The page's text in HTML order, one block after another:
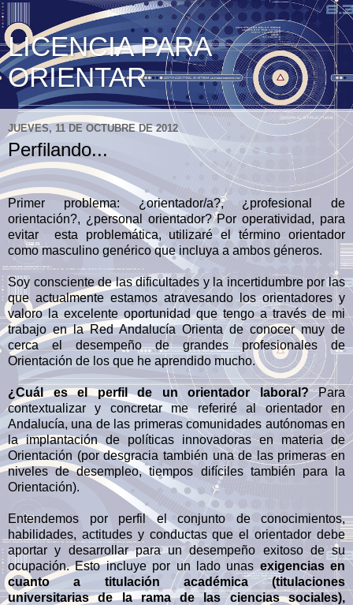
LICENCIA PARA
ORIENTAR
JUEVES, 11 DE OCTUBRE DE 2012
Perfilando...
Primer problema: ¿orientador/a?, ¿profesional de
orientación?, ¿personal orientador? Por operatividad, para
evitar esta problemática, utilizaré el término orientador
como masculino genérico que incluya a ambos géneros.
Soy consciente de las dificultades y la incertidumbre por las
que actualmente estamos atravesando los orientadores y
valoro la excelente oportunidad que tengo a través de mi
trabajo en la Red Andalucía Orienta de conocer muy de
cerca el desempeño de grandes profesionales de
Orientación de los que he aprendido mucho.
¿Cuál es el perfil de un orientador laboral?Para
contextualizar y concretar me referiré al orientador en
Andalucía, una de las primeras comunidades autónomas en
la implantación de políticas innovadoras en materia de
Orientación (por desgracia también una de las primeras en
niveles de desempleo, tiempos difíciles también para la
Orientación).
Entendemos por perfil el conjunto de conocimientos,
habilidades, actitudes y conductas que el orientador debe
aportar y desarrollar para un desempeño exitoso de su
ocupación. Esto incluye por un lado unas exigencias en
cuanto a titulación académica (titulaciones
universitarias de la rama de las ciencias sociales),